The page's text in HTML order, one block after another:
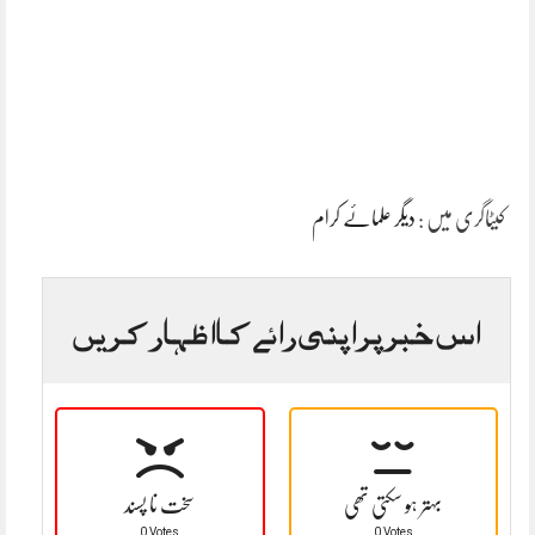
کیٹاگری میں : دیگر علمائے کرام
اس خبر پر اپنی رائے کا اظہار کریں
سخت نا پسند
0 Votes
بہتر ہو سکتی تھی
0 Votes